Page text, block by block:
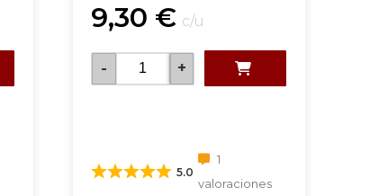
9,30 € c/u
- +
5.0
1
valoraciones